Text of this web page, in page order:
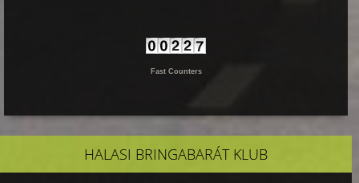
Fast Counters
HALASI BRINGABARÁT KLUB